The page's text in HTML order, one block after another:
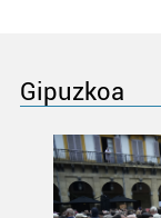
Gipuzkoa